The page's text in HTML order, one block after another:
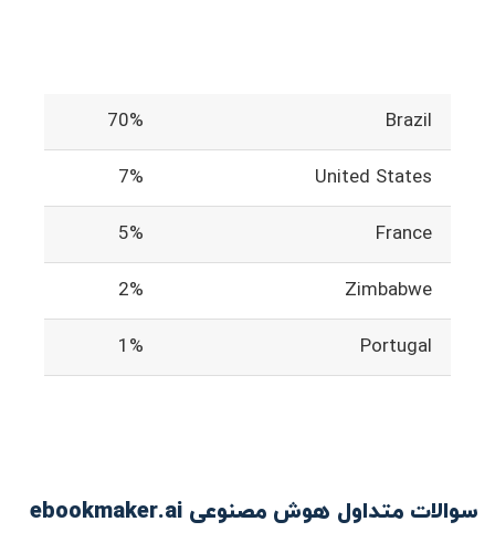
Brazil
70%
United States
7%
France
5%
Zimbabwe
2%
Portugal
1%
سوالات متداول هوش مصنوعی ebookmaker.ai